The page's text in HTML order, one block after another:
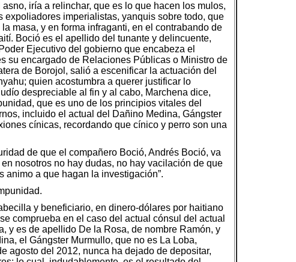
iría a relinchar, que es lo que hacen los mulos,
imperialistas, yanquis sobre todo, que
masa, y en forma infraganti, en el contrabando de
Boció es el apellido del tunante y delincuente,
Ejecutivo del gobierno que encabeza el
su encargado de Relaciones Públicas o Ministro de
de Borojol, salió a escenificar la actuación del
quien acostumbra a querer justificar lo
despreciable al fin y al cabo, Marchena dice,
que es uno de los principios vitales del
incluido el actual del Dañino Medina, Gángster
cínicas, recordando que cínico y perro son una
de que el compañero Boció, Andrés Boció, va
nosotros no hay dudas, no hay vacilación de que
animo a que hagan la investigación”.
y beneficiario, en dinero-dólares por haitiano
comprueba en el caso del actual cónsul del actual
y es de apellido De la Rosa, de nombre Ramón, y
el Gángster Murmullo, que no es La Loba,
agosto del 2012, nunca ha dejado de depositar,